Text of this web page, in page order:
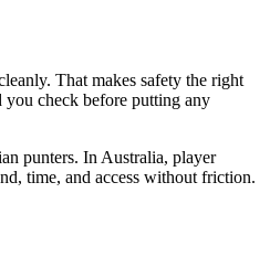
That makes safety the right
you check before putting any
punters. In Australia, player
time, and access without friction.